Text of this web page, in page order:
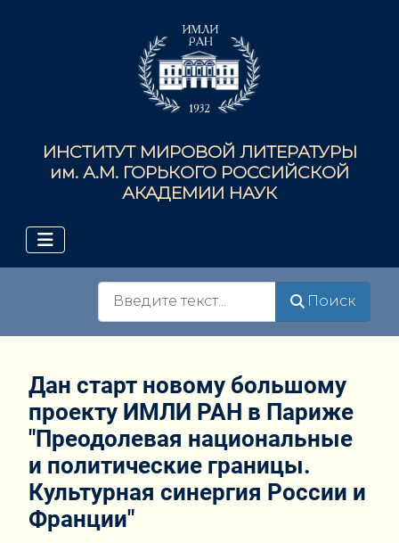
ИНСТИТУТ МИРОВОЙ ЛИТЕРАТУРЫ
им. А.М. ГОРЬКОГО РОССИЙСКОЙ
АКАДЕМИИ НАУК
Поиск
Дан старт новому большому
проекту ИМЛИ РАН в Париже
"Преодолевая национальные
и политические границы.
Культурная синергия России и
Франции"